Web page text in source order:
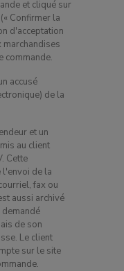
et cliqué sur
Confirmer la
d'acceptation
commande.
accusé
de la
et un
au client
Cette
l'envoi de la
fax ou
aussi archivé
de son
Le client
sur le site